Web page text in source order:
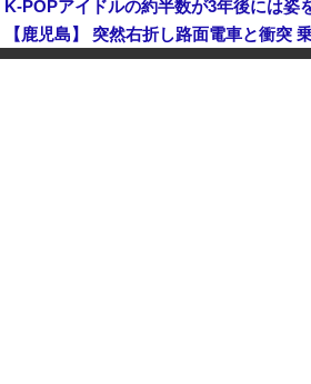
KDDI、楽天への回線貸し出し終了へ 都